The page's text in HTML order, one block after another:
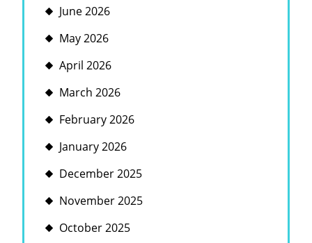
June 2026
May 2026
April 2026
March 2026
February 2026
January 2026
December 2025
November 2025
October 2025